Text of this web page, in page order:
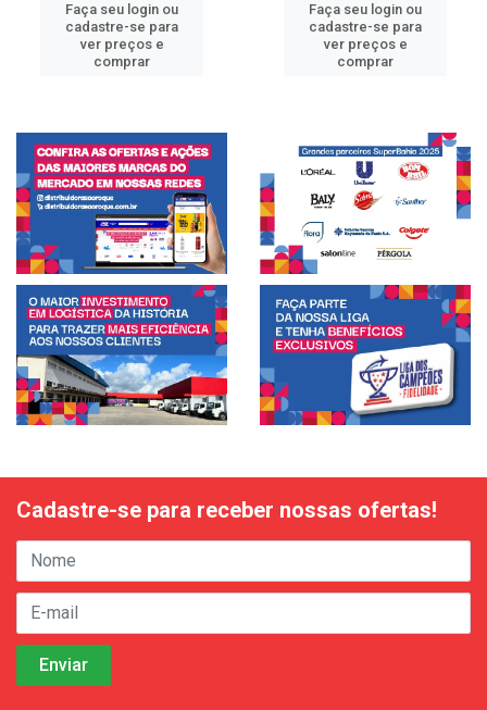
Faça seu login ou
cadastre-se para
ver preços e
comprar
Faça seu login ou
cadastre-se para
ver preços e
comprar
Cadastre-se para receber nossas ofertas!